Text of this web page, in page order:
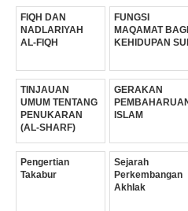
FIQH DAN
NADLARIYAH
AL-FIQH
FUNGSI
MAQAMAT BAGI
KEHIDUPAN
TINJAUAN
UMUM TENTANG
PENUKARAN
(AL-SHARF)
GERAKAN
ISLAM
Pengertian
Takabur
Sejarah
Perkembangan
Akhlak